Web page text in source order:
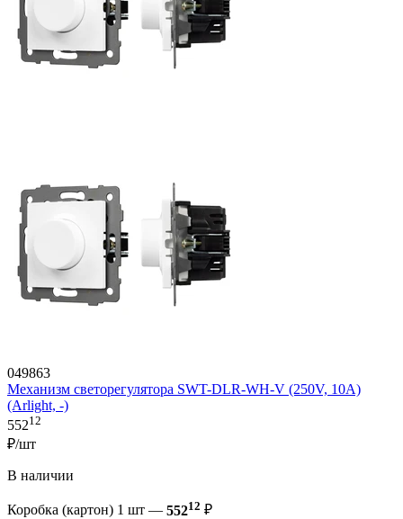
049863
Механизм светорегулятора SWT-DLR-WH-V (250V, 10A)
(Arlight, -)
55212
₽/шт
В наличии
Коробка (картон) 1 шт — 55212 ₽